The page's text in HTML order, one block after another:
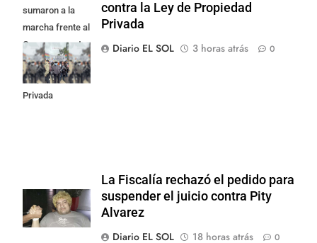
sumaron a la
marcha frente al
Congreso contra
la Ley de
Propiedad
Privada
contra la Ley de Propiedad
Privada
Diario EL SOL
3 horas atrás 0
La Fiscalía rechazó el pedido para
suspender el juicio contra Pity
Alvarez
Diario EL SOL
18 horas atrás 0